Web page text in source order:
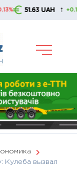
51.63 UAH ↑ +0.17%
Кулеба вызвал